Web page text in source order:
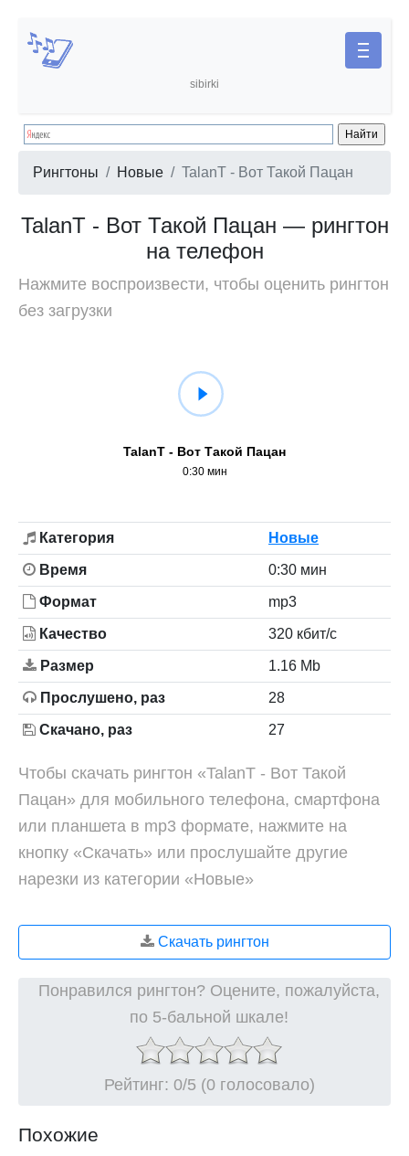
sibirki
Рингтоны Новые TalanT - Вот Такой Пацан
TalanT - Вот Такой Пацан — рингтон
на телефон
Нажмите воспроизвести, чтобы оценить рингтон
без загрузки
TalanT - Вот Такой Пацан
0:30 мин
Категория Новые
Время 0:30 мин
Формат mp3
Качество 320 кбит/с
Размер 1.16 Mb
Прослушено, раз 28
Скачано, раз 27
Чтобы скачать рингтон «TalanT - Вот Такой
Пацан» для мобильного телефона, смартфона
или планшета в mp3 формате, нажмите на
кнопку «Скачать» или прослушайте другие
нарезки из категории «Новые»
Скачать рингтон
Понравился рингтон? Оцените, пожалуйста,
по 5-бальной шкале!
Рейтинг: 0/5 (0 голосовало)
Похожие